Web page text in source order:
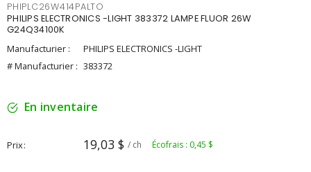
PHIPLC26W414PALTO
PHILIPS ELECTRONICS -LIGHT 383372 LAMPE FLUOR 26W
G24Q34100K
Manufacturier :
PHILIPS ELECTRONICS -LIGHT
# Manufacturier : 383372
En inventaire
Prix 19,03 $ / ch Écofrais : 0,45 $